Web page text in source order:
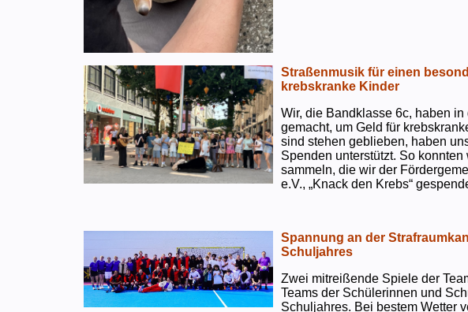
Straßenmusik für einen
krebskranke Kinder
Wir, die Bandklasse 6c, haben
gemacht, um Geld für
sind stehen geblieben, haben
Spenden unterstützt. So
sammeln, die wir der
e.V., „Knack den Krebs“
Spannung an der
Schuljahres
Zwei mitreißende Spiele der
Teams der Schülerinnen und
Schuljahres. Bei bestem Wetter